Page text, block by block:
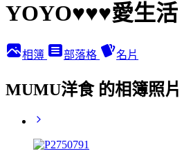
YOYO♥♥♥愛生活
相簿 部落格 名片
MUMU洋食 的相簿照片